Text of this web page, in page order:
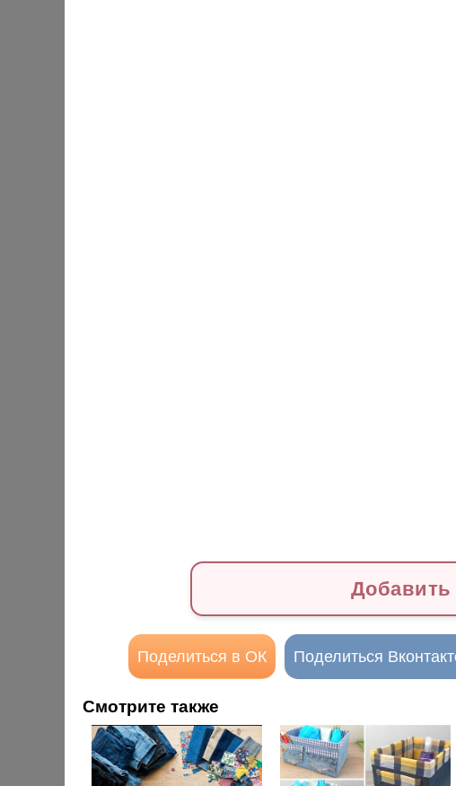
Добавить
Поделиться в ОК Поделиться
Смотрите также